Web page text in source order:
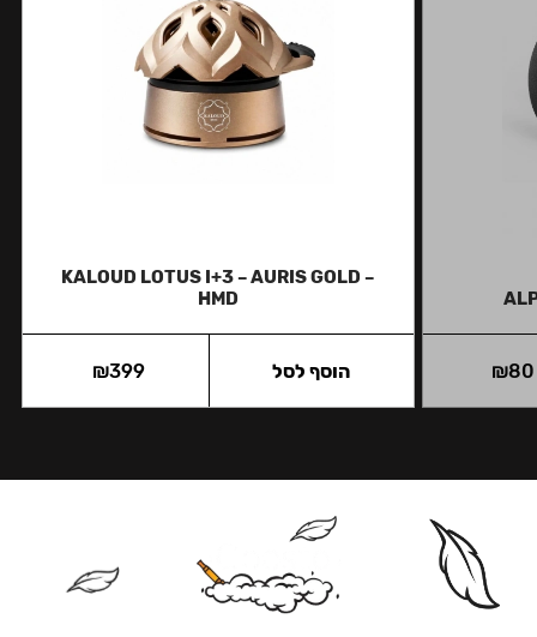
₪80
KALOUD LOTUS I+3 – AURIS GOLD –
HMD
₪399 הוסף לסל